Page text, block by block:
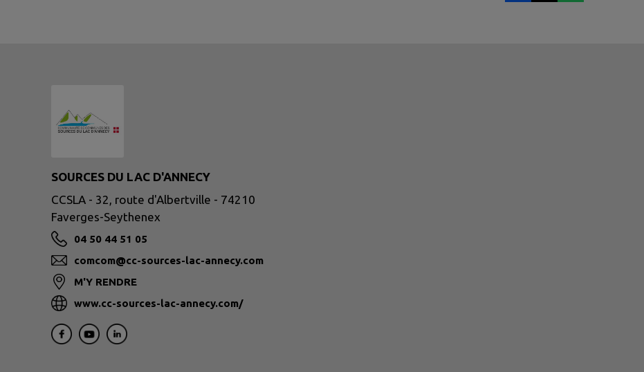
SOURCES DU LAC D'ANNECY
CCSLA - 32, route d'Albertville - 74210
Faverges-Seythenex
04 50 44 51 05
comcom@cc-sources-lac-annecy.com
M'Y RENDRE
www.cc-sources-lac-annecy.com/